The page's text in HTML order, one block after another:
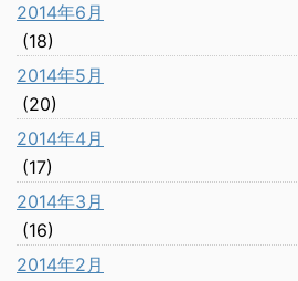
2014年6月
(18)
2014年5月
(20)
2014年4月
(17)
2014年3月
(16)
2014年2月